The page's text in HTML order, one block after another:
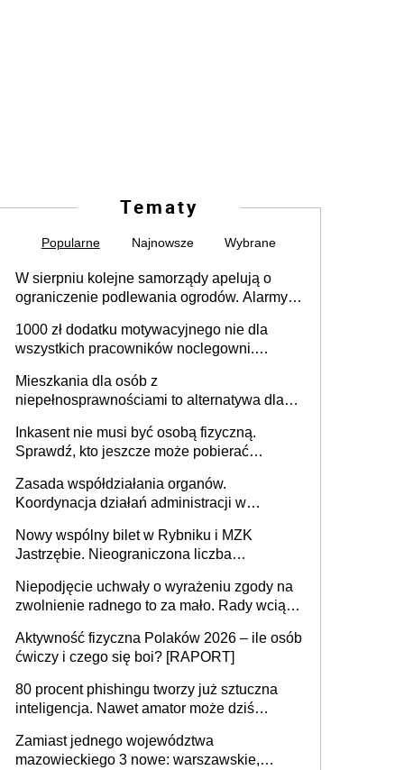
Tematy
Popularne Najnowsze Wybrane
W sierpniu kolejne samorządy apelują o
ograniczenie podlewania ogrodów. Alarmy w
może objąć cały kraj
1000 zł dodatku motywacyjnego nie dla
wszystkich pracowników noclegowni.
Mieszkania dla osób z
niepełnosprawnościami to alternatywa dla
samodzielnie lub z rodziną
Inkasent nie musi być osobą fizyczną.
Sprawdź, kto jeszcze może pobierać
Zasada współdziałania organów.
Koordynacja działań administracji w
Nowy wspólny bilet w Rybniku i MZK
Jastrzębie. Nieograniczona liczba
Niepodjęcie uchwały o wyrażeniu zgody na
zwolnienie radnego to za mało. Rady wciąż
rozstrzygać sprawy
Aktywność fizyczna Polaków 2026 – ile osób
ćwiczy i czego się boi? [RAPORT]
80 procent phishingu tworzy już sztuczna
inteligencja. Nawet amator może dziś
Zamiast jednego województwa
mazowieckiego 3 nowe: warszawskie,